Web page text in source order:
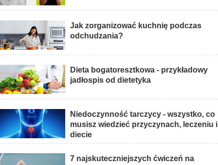
Jak zorganizować kuchnię podczas
odchudzania?
Dieta bogatoresztkowa - przykładowy
jadłospis od dietetyka
Niedoczynność tarczycy - wszystko, co
musisz wiedzieć przyczynach, leczeniu i
diecie
7 najskuteczniejszych ćwiczeń na